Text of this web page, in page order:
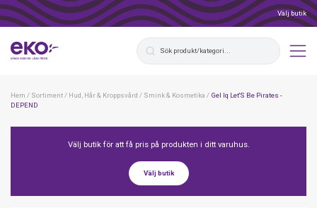
Välj butik
Hem / Sortiment/ Hud, Hår & Kroppsvård / Smink & Kosmetika / Gel Iq Let'S Be Pirates -
DEPEND
Välj butik för att få pris på produkten i ditt varuhus.
Välj butik